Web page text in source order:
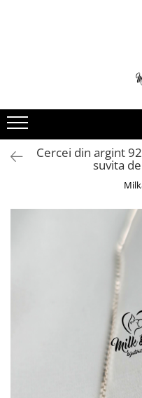
Brățări argint
Brățări șnur
Charm-uri
Cercei argint
Cercei din argint
suvita